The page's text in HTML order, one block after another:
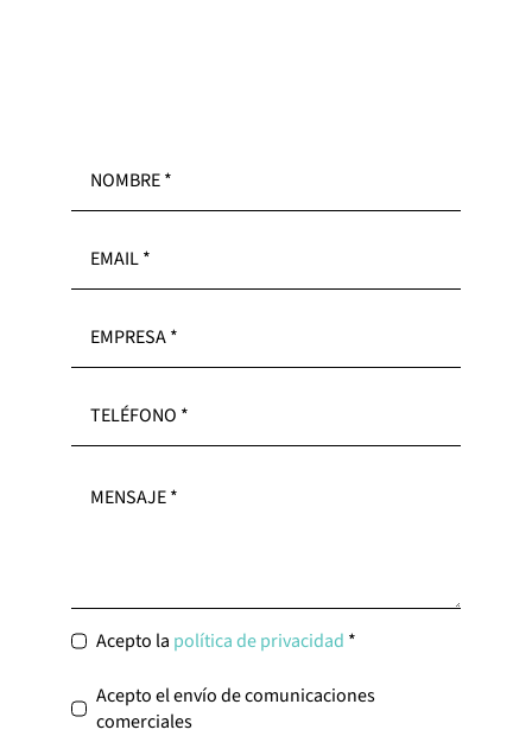
Acepto la política de privacidad *
Acepto el envío de comunicaciones
comerciales